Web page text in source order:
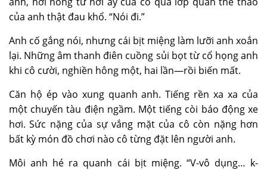
của anh thật đau khổ. “Nói đi.”
Anh cố gắng nói, nhưng cái bịt miệng làm lưỡi anh xoắn
lại. Những âm thanh điên cuồng sủi bọt từ cổ họng anh
khi cô cười, nghiền hông một, hai lần—rồi biến mất.
Căn hộ ép vào xung quanh anh. Tiếng rền xa xa của
một chuyến tàu điện ngầm. Một tiếng còi báo động xe
hơi. Sức nặng của sự vắng mặt của cô còn nặng hơn
bất kỳ món đồ chơi nào cô từng đặt lên người anh.
Môi anh hé ra quanh cái bịt miệng. “V-vô dụng… k-